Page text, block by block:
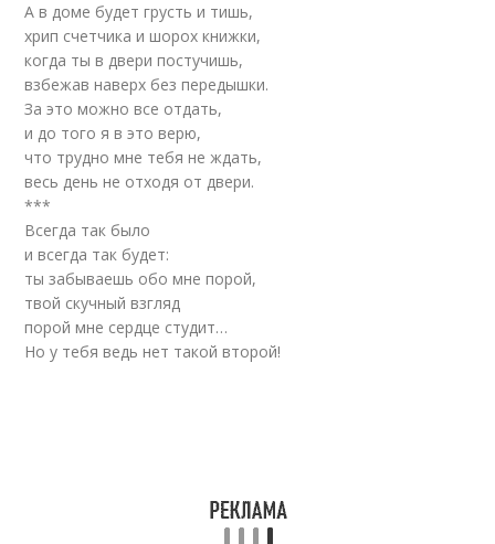
А в доме будет грусть и тишь,
хрип счетчика и шорох книжки,
когда ты в двери постучишь,
взбежав наверх без передышки.
За это можно все отдать,
и до того я в это верю,
что трудно мне тебя не ждать,
весь день не отходя от двери.
***
Всегда так было
и всегда так будет:
ты забываешь обо мне порой,
твой скучный взгляд
порой мне сердце студит…
Но у тебя ведь нет такой второй!